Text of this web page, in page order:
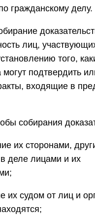
гражданскому делу.
лиц,
того,
могут подтвердить
входящие в
собирания
их сторонами,
деле лицами и их
их судом от лиц и